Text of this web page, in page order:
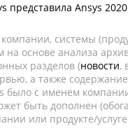
представила Ansys
системы
на основе анализа
разделов (новости,
а также
было с именем
быть дополнен
или продукте/